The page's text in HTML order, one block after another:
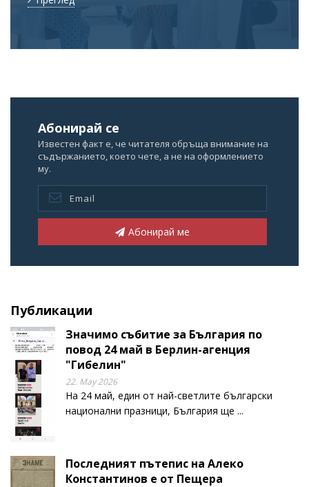
Абонирай се
Известен факт е, че читателя обръща внимание на
съдържанието, което чете, а не на оформлението
му.
Абонирай ме
Публикации
Значимо събитие за България по
повод 24 май в Берлин-агенция
"Гибелин"
22. May 2026
На 24 май, един от най-светлите български
национални празници, България ще ...
Последният пътепис на Алеко
Константинов е от Пещера